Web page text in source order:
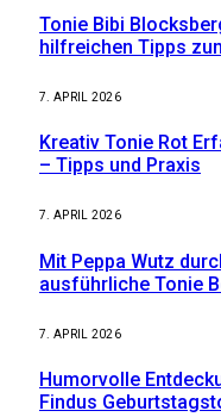
Tonie Bibi
hilfreichen Tipps
7. APRIL 2026
Kreativ Tonie Rot
– Tipps und Praxis
7. APRIL 2026
Mit Peppa Wutz
ausführliche Tonie
7. APRIL 2026
Humorvolle
Findus